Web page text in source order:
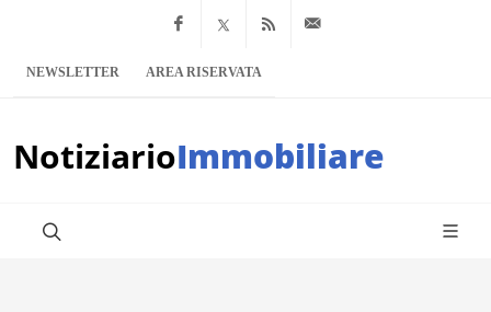
Facebook
x.com Feed RSS
NEWSLETTER AREA RISERVATA
NotiziarioImmobiliare